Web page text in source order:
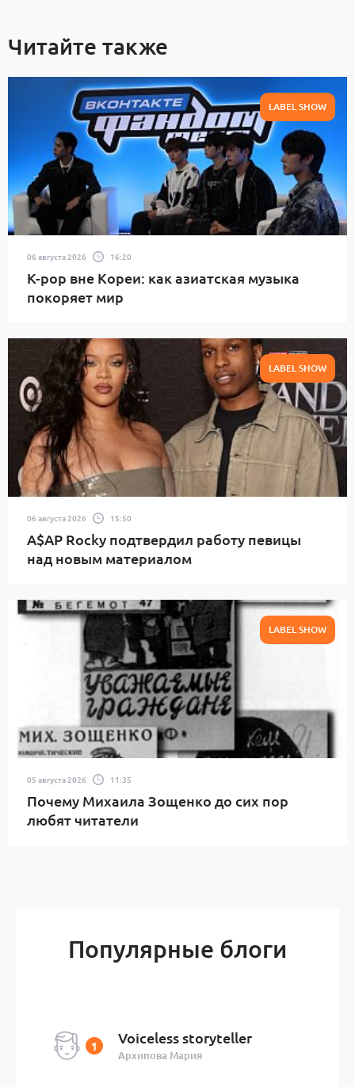
Читайте также
LABEL SHOW
06 августа 2026 16:20
K-pop вне Кореи: как азиатская музыка
покоряет мир
LABEL SHOW
06 августа 2026 15:50
A$AP Rocky подтвердил работу певицы
над новым материалом
LABEL SHOW
05 августа 2026 11:35
Почему Михаила Зощенко до сих пор
любят читатели
Популярные блоги
Voiceless storyteller
Архипова Мария